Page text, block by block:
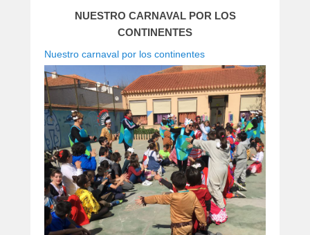
NUESTRO CARNAVAL POR LOS
CONTINENTES
Nuestro carnaval por los continentes